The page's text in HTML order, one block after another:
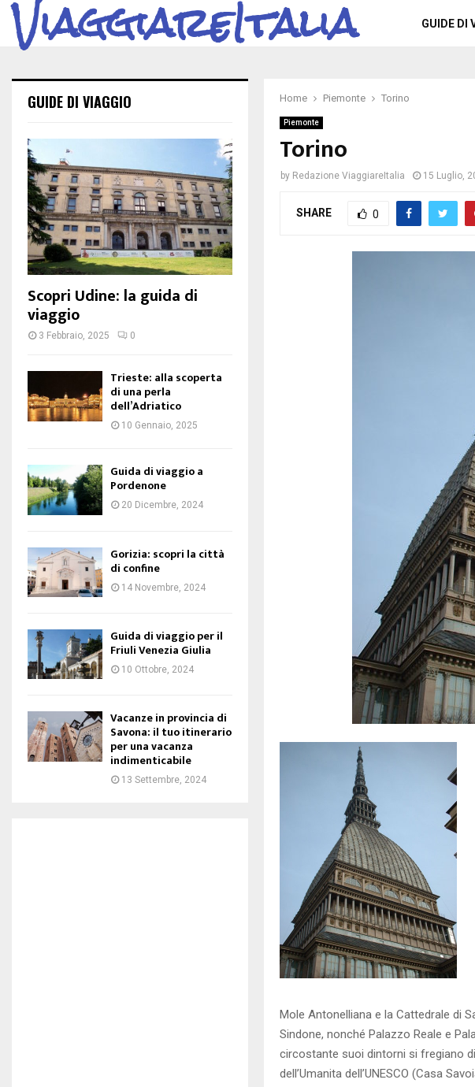
ViaggiareItalia GUIDE DI
Home Piemonte Torino
Piemonte
Torino
by Redazione ViaggiareItalia 15 Luglio,
SHARE 0
Mole Antonelliana e la Cattedrale di
Sindone, nonché Palazzo Reale e
circostante suoi dintorni si fregiano
dell’Umanita dell’UNESCO (Casa
GUIDE DI VIAGGIO
Scopri Udine: la guida di
viaggio
3 Febbraio, 2025 0
Trieste: alla scoperta
di una perla
dell’Adriatico
10 Gennaio, 2025
Guida di viaggio a
Pordenone
20 Dicembre, 2024
Gorizia: scopri la città
di confine
14 Novembre, 2024
Guida di viaggio per il
Friuli Venezia Giulia
10 Ottobre, 2024
Vacanze in provincia di
Savona: il tuo itinerario
per una vacanza
indimenticabile
13 Settembre, 2024